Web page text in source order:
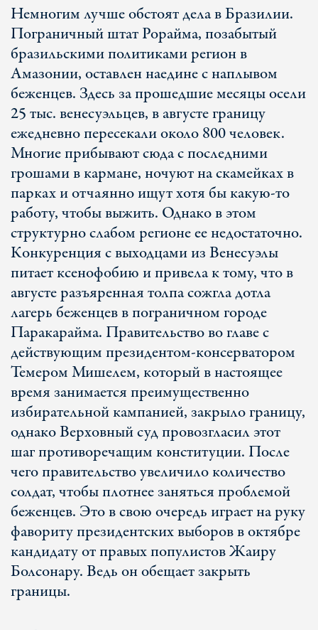
Немногим лучше обстоят дела в Бразилии.
Пограничный штат Рорайма, позабытый
бразильскими политиками регион в
Амазонии, оставлен наедине с наплывом
беженцев. Здесь за прошедшие месяцы осели
25 тыс. венесуэльцев, в августе границу
ежедневно пересекали около 800 человек.
Многие прибывают сюда с последними
грошами в кармане, ночуют на скамейках в
парках и отчаянно ищут хотя бы какую-то
работу, чтобы выжить. Однако в этом
структурно слабом регионе ее недостаточно.
Конкуренция с выходцами из Венесуэлы
питает ксенофобию и привела к тому, что в
августе разъяренная толпа сожгла дотла
лагерь беженцев в пограничном городе
Паракарайма. Правительство во главе с
действующим президентом-консерватором
Темером Мишелем, который в настоящее
время занимается преимущественно
избирательной кампанией, закрыло границу,
однако Верховный суд провозгласил этот
шаг противоречащим конституции. После
чего правительство увеличило количество
солдат, чтобы плотнее заняться проблемой
беженцев. Это в свою очередь играет на руку
фавориту президентских выборов в октябре
кандидату от правых популистов Жаиру
Болсонару. Ведь он обещает закрыть
границы.